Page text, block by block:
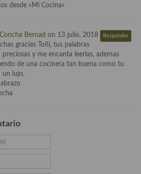
desde «Mi Cocina»
Concha Bernad on 13 julio, 2018 Responder
gracias Toñi, tus palabras
preciosas y me encanta leerlas, ademas
de una cocinera tan buena como tu
un lujo.